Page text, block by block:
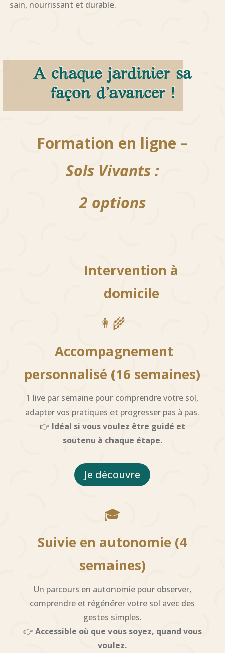
sain, nourrissant et durable.
A chaque jardinier sa
façon d’avancer !
Formation en ligne –
Sols Vivants :
2 options
Intervention à
domicile
👩‍🌾
Accompagnement
personnalisé (16 semaines)
1 live par semaine pour comprendre votre sol,
adapter vos pratiques et progresser pas à pas.
👉 Idéal si vous voulez être guidé et
soutenu à chaque étape.
Je découvre
🎓
Suivie en autonomie (4
semaines)
Un parcours en autonomie pour observer,
comprendre et régénérer votre sol avec des
gestes simples.
👉 Accessible où que vous soyez, quand vous
voulez.